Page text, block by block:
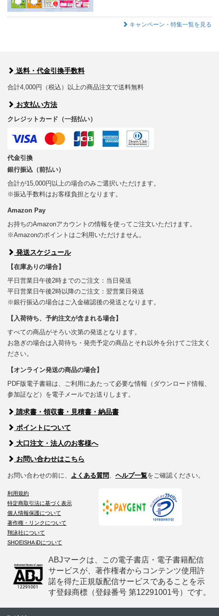
キャンペーン・特集一覧を見る
送料・代金引換手数料
合計4,000円（税込）以上の商品注文で送料無料
お支払い方法
クレジットカード（一括払い）
代金引換
銀行振込（前払い）
合計が15,000円以上の場合のみご選択いただけます。
※振込手数料はお客様負担となります。
Amazon Pay
お持ちのAmazonアカウントの情報を使ってご注文いただけます。
※Amazonのポイントはご利用いただけません。
発送スケジュール
【在庫ありの場合】
平日営業日午後2時までのご注文：当日発送
平日営業日午後2時以降のご注文：翌営業日発送
※銀行振込の場合はご入金確認後の発送となります。
【入荷待ち、予約注文が含まれる場合】
すべての商品がそろい次第の発送となります。
お急ぎの場合は入荷待ち・発売予定の商品とそれ以外を分けてご注文く
ださい。
【オンライン発送の商品の場合】
PDF版電子書籍は、ご利用にあたって必要な情報（ダウンロード情報、
参加証など）を電子メールでお送りします。
請求書・領収書・見積書・納品書
ポイントについて
大口注文・法人のお客様へ
お問い合わせはこちら
お問い合わせの前に、 よくある質問、 ヘルプ一覧をご確認ください。
利用規約
特定商取引法に基づく表示
個人情報保護について
著作権・リンクについて
翔泳社について
SHOEISHA iDについて
ABJマークは、この電子書店・電子書籍配信
サービスが、著作権者からコンテンツ使用許
諾を得た正規版配信サービスであることを示
す登録商標（登録番号 第12291001号）です。